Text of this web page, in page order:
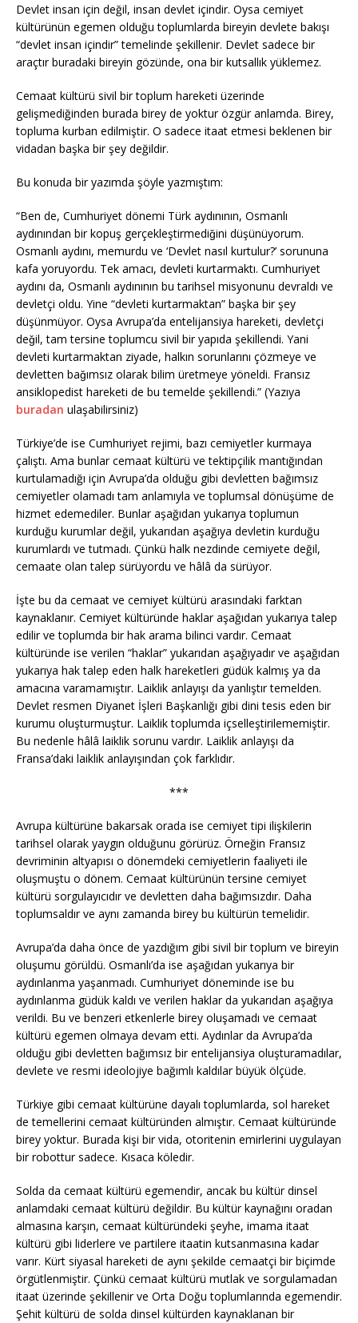
Devlet insan için değil, insan devlet içindir. Oysa cemiyet
kültürünün egemen olduğu toplumlarda bireyin devlete bakışı
“devlet insan içindir” temelinde şekillenir. Devlet sadece bir
araçtır buradaki bireyin gözünde, ona bir kutsallık yüklemez.
Cemaat kültürü sivil bir toplum hareketi üzerinde
gelişmediğinden burada birey de yoktur özgür anlamda. Birey,
topluma kurban edilmiştir. O sadece itaat etmesi beklenen bir
vidadan başka bir şey değildir.
Bu konuda bir yazımda şöyle yazmıştım:
“Ben de, Cumhuriyet dönemi Türk aydınının, Osmanlı
aydınından bir kopuş gerçekleştirmediǧini düşünüyorum.
Osmanlı aydını, memurdu ve ‘Devlet nasıl kurtulur?’ sorununa
kafa yoruyordu. Tek amacı, devleti kurtarmaktı. Cumhuriyet
aydını da, Osmanlı aydınının bu tarihsel misyonunu devraldı ve
devletçi oldu. Yine “devleti kurtarmaktan” başka bir şey
düşünmüyor. Oysa Avrupa’da entelijansiya hareketi, devletçi
deǧil, tam tersine toplumcu sivil bir yapıda şekillendi. Yani
devleti kurtarmaktan ziyade, halkın sorunlarını çözmeye ve
devletten baǧımsız olarak bilim üretmeye yöneldi. Fransız
ansiklopedist hareketi de bu temelde şekillendi.” (Yazıya
buradan ulaşabilirsiniz)
Türkiye’de ise Cumhuriyet rejimi, bazı cemiyetler kurmaya
çalıştı. Ama bunlar cemaat kültürü ve tektipçilik mantığından
kurtulamadığı için Avrupa’da olduğu gibi devletten bağımsız
cemiyetler olamadı tam anlamıyla ve toplumsal dönüşüme de
hizmet edemediler. Bunlar aşağıdan yukarıya toplumun
kurduğu kurumlar değil, yukarıdan aşağıya devletin kurduğu
kurumlardı ve tutmadı. Çünkü halk nezdinde cemiyete değil,
cemaate olan talep sürüyordu ve hâlâ da sürüyor.
İşte bu da cemaat ve cemiyet kültürü arasındaki farktan
kaynaklanır. Cemiyet kültüründe haklar aşağıdan yukarıya talep
edilir ve toplumda bir hak arama bilinci vardır. Cemaat
kültüründe ise verilen “haklar” yukarıdan aşağıyadır ve aşağıdan
yukarıya hak talep eden halk hareketleri güdük kalmış ya da
amacına varamamıştır. Laiklik anlayışı da yanlıştır temelden.
Devlet resmen Diyanet İşleri Başkanlığı gibi dini tesis eden bir
kurumu oluşturmuştur. Laiklik toplumda içselleştirilememiştir.
Bu nedenle hâlâ laiklik sorunu vardır. Laiklik anlayışı da
Fransa’daki laiklik anlayışından çok farklıdır.
***
Avrupa kültürüne bakarsak orada ise cemiyet tipi ilişkilerin
tarihsel olarak yaygın olduğunu görürüz. Örneğin Fransız
devriminin altyapısı o dönemdeki cemiyetlerin faaliyeti ile
oluşmuştu o dönem. Cemaat kültürünün tersine cemiyet
kültürü sorgulayıcıdır ve devletten daha bağımsızdır. Daha
toplumsaldır ve aynı zamanda birey bu kültürün temelidir.
Avrupa’da daha önce de yazdığım gibi sivil bir toplum ve bireyin
oluşumu görüldü. Osmanlı’da ise aşağıdan yukarıya bir
aydınlanma yaşanmadı. Cumhuriyet döneminde ise bu
aydınlanma güdük kaldı ve verilen haklar da yukarıdan aşağıya
verildi. Bu ve benzeri etkenlerle birey oluşamadı ve cemaat
kültürü egemen olmaya devam etti. Aydınlar da Avrupa’da
olduğu gibi devletten bağımsız bir entelijansiya oluşturamadılar,
devlete ve resmi ideolojiye bağımlı kaldılar büyük ölçüde.
Türkiye gibi cemaat kültürüne dayalı toplumlarda, sol hareket
de temellerini cemaat kültüründen almıştır. Cemaat kültüründe
birey yoktur. Burada kişi bir vida, otoritenin emirlerini uygulayan
bir robottur sadece. Kısaca köledir.
Solda da cemaat kültürü egemendir, ancak bu kültür dinsel
anlamdaki cemaat kültürü değildir. Bu kültür kaynağını oradan
almasına karşın, cemaat kültüründeki şeyhe, imama itaat
kültürü gibi liderlere ve partilere itaatin kutsanmasına kadar
varır. Kürt siyasal hareketi de aynı şekilde cemaatçi bir biçimde
örgütlenmiştir. Çünkü cemaat kültürü mutlak ve sorgulamadan
itaat üzerinde şekillenir ve Orta Doğu toplumlarında egemendir.
Şehit kültürü de solda dinsel kültürden kaynaklanan bir